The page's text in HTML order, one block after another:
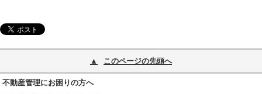
このページの先頭へ
不動産管理にお困りの方へ